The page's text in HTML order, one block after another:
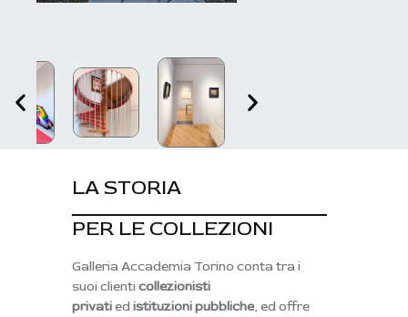
LA STORIA
PER LE COLLEZIONI
Galleria Accademia Torino conta tra i
suoi clienticollezionisti
privatiedistituzioni pubbliche, ed offre